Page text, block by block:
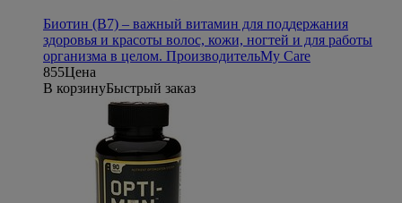
Биотин (В7) – важный витамин для поддержания
здоровья и красоты волос, кожи, ногтей и для работы
организма в целом. ПроизводительMy Care
855Цена
В корзинуБыстрый заказ